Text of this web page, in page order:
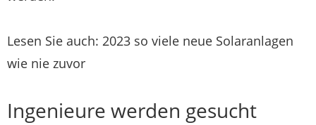
Lesen Sie auch: 2023 so viele neue Solaranlagen
wie nie zuvor
Ingenieure werden gesucht